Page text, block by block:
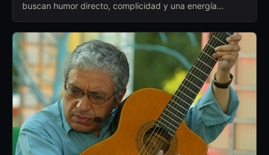
buscan humor directo, complicidad y una energía